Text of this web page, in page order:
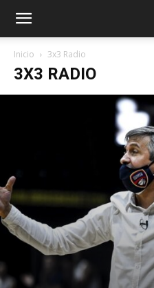
Inicio 3x3 Radio
3X3 RADIO